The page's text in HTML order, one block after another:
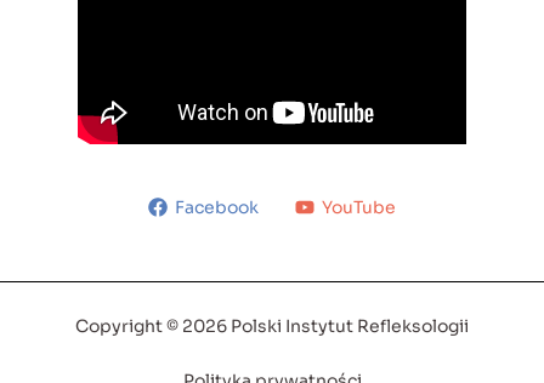
Facebook YouTube
Copyright © 2026 Polski Instytut Refleksologii